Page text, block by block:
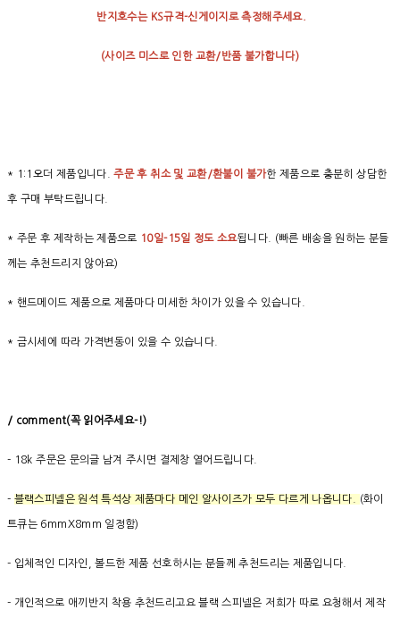
반지호수는 KS규격-신게이지로 측정해주세요.
(사이즈 미스로 인한 교환/반품 불가합니다)
* 1:1오더 제품입니다.주문 후 취소 및 교환/환불이 불가한 제품으로 충분히 상담한
후 구매 부탁드립니다.
* 주문 후 제작하는 제품으로 10일-15일 정도 소요됩니다. (빠른 배송을 원하는 분들
께는 추천드리지 않아요)
* 핸드메이드 제품으로 제품마다 미세한 차이가 있을 수 있습니다.
* 금시세에 따라 가격변동이 있을 수 있습니다.
/ comment(꼭 읽어주세요-!)
- 18k 주문은 문의글 남겨 주시면 결제창 열어드립니다.
- 블랙스피넬은 원석 특석상 제품마다 메인 알사이즈가 모두 다르게 나옵니다. (화이
트큐는 6mmX8mm 일정함)
- 입체적인 디자인, 볼드한 제품 선호하시는 분들께 추천드리는 제품입니다.
- 개인적으로 애끼반지 착용 추천드리고요 블랙 스피넬은 저희가 따로 요청해서 제작